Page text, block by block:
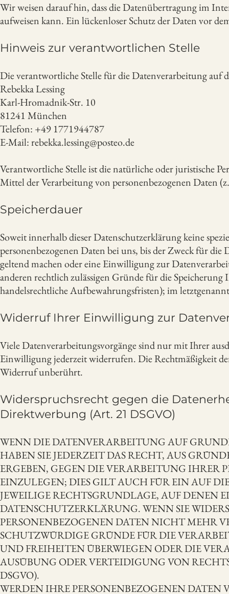
Wir weisen darauf hin, dass die Datenübertragung im
aufweisen kann. Ein lückenloser Schutz der Daten vor
Hinweis zur verantwortlichen Stelle
Die verantwortliche Stelle für die Datenverarbeitung auf
Rebekka Lessing
Karl-Hromadnik-Str. 10
81241 München
Telefon: +49 1771944787
E-Mail: rebekka.lessing@posteo.de
Verantwortliche Stelle ist die natürliche oder juristische
Mittel der Verarbeitung von personenbezogenen Daten
Speicherdauer
Soweit innerhalb dieser Datenschutzerklärung keine
personenbezogenen Daten bei uns, bis der Zweck für
geltend machen oder eine Einwilligung zur
anderen rechtlich zulässigen Gründe für die Speicherung
handelsrechtliche Aufbewahrungsfristen); im
Widerruf Ihrer Einwilligung zur
Viele Datenverarbeitungsvorgänge sind nur mit Ihrer
Einwilligung jederzeit widerrufen. Die Rechtmäßigkeit
Widerruf unberührt.
Widerspruchsrecht gegen die
Direktwerbung (Art. 21 DSGVO)
WENN DIE DATENVERARBEITUNG AUF
HABEN SIE JEDERZEIT DAS RECHT, AUS
ERGEBEN, GEGEN DIE VERARBEITUNG IHRER
EINZULEGEN; DIES GILT AUCH FÜR EIN AUF
JEWEILIGE RECHTSGRUNDLAGE, AUF DENEN
DATENSCHUTZERKLÄRUNG. WENN SIE
PERSONENBEZOGENEN DATEN NICHT MEHR
SCHUTZWÜRDIGE GRÜNDE FÜR DIE
UND FREIHEITEN ÜBERWIEGEN ODER DIE
AUSÜBUNG ODER VERTEIDIGUNG VON
DSGVO).
WERDEN IHRE PERSONENBEZOGENEN